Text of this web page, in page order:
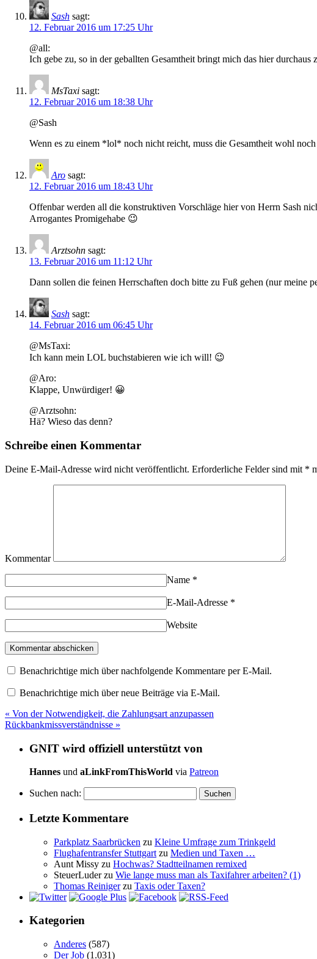
Sash sagt:
12. Februar 2016 um 17:25 Uhr
@all:
Ich gebe zu, so in der geballten Gesamtheit bringt mich das hier durchaus
MsTaxi sagt:
12. Februar 2016 um 18:38 Uhr
@Sash
Wenn es zu einem *lol* noch nicht reicht, muss die Gesamtheit wohl
Aro sagt:
12. Februar 2016 um 18:43 Uhr
Offenbar werden all die konstruktiven Vorschläge hier von Herrn Sash
Arrogantes Promigehabe 😉
Arztsohn sagt:
13. Februar 2016 um 11:12 Uhr
Dann sollen die feinen Herrschaften doch bitte zu Fuß gehen (nur meine
Sash sagt:
14. Februar 2016 um 06:45 Uhr
@MsTaxi:
Ich kann mein LOL buchstabieren wie ich will! 😉
@Aro:
Klappe, Unwürdiger! 😀
@Arztsohn:
Hä? Wieso das denn?
Schreibe einen Kommentar
Deine E-Mail-Adresse wird nicht veröffentlicht. Erforderliche Felder sind mit *
Kommentar
Name *
E-Mail-Adresse *
Website
Benachrichtige mich über nachfolgende Kommentare per E-Mail.
Benachrichtige mich über neue Beiträge via E-Mail.
« Von der Notwendigkeit, die Zahlungsart anzupassen
Rückbankmissverständnisse »
GNIT wird offiziell unterstützt von
Hannes und aLinkFromThisWorld via Patreon
Suchen nach:
Letzte Kommentare
Parkplatz Saarbrücken zu Kleine Umfrage zum Trinkgeld
Flughafentransfer Stuttgart zu Medien und Taxen …
Aunt Missy zu Hochwas? Stadtteilnamen remixed
SteuerLuderzu Wie lange muss man als Taxifahrer arbeiten? (1)
Thomas Reinigerzu Taxis oder Taxen?
Kategorien
Anderes (587)
Der Job (1.031)